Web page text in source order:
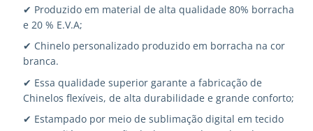
✔ Produzido em material de alta qualidade 80% borracha
e 20 % E.V.A;
✔ Chinelo personalizado produzido em borracha na cor
branca.
✔ Essa qualidade superior garante a fabricação de
Chinelos flexíveis, de alta durabilidade e grande conforto;
✔ Estampado por meio de sublimação digital em tecido